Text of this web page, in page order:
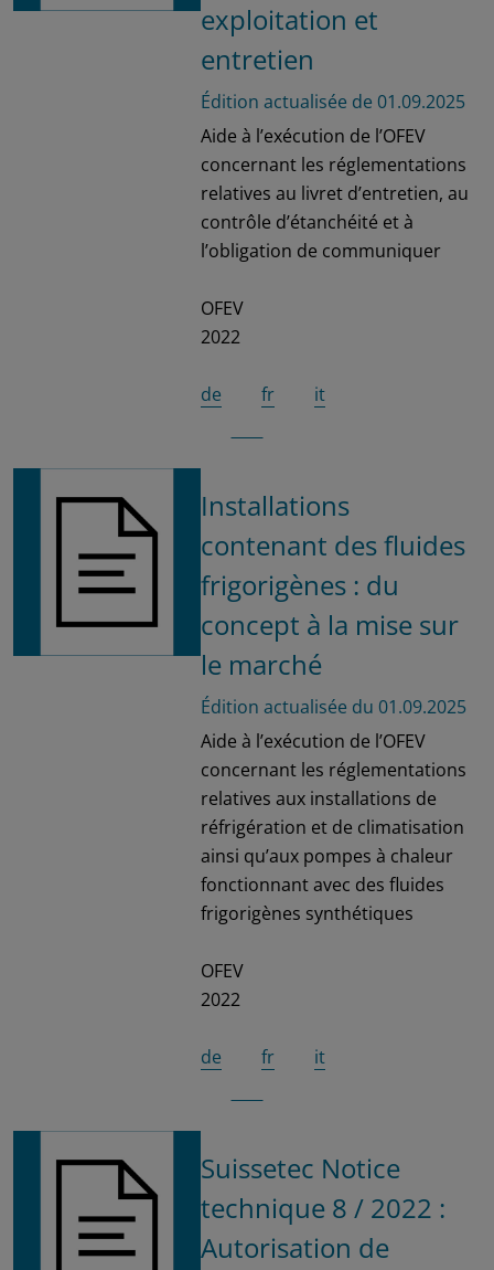
exploitation et
entretien
Édition actualisée de 01.09.2025
Aide à l’exécution de l’OFEV
concernant les réglementations
relatives au livret d’entretien, au
contrôle d’étanchéité et à
l’obligation de communiquer
OFEV
2022
de fr it
Installations
contenant des fluides
frigorigènes : du
concept à la mise sur
le marché
Édition actualisée du 01.09.2025
Aide à l’exécution de l’OFEV
concernant les réglementations
relatives aux installations de
réfrigération et de climatisation
ainsi qu’aux pompes à chaleur
fonctionnant avec des fluides
frigorigènes synthétiques
OFEV
2022
de fr it
Suissetec Notice
technique 8 / 2022 :
Autorisation de